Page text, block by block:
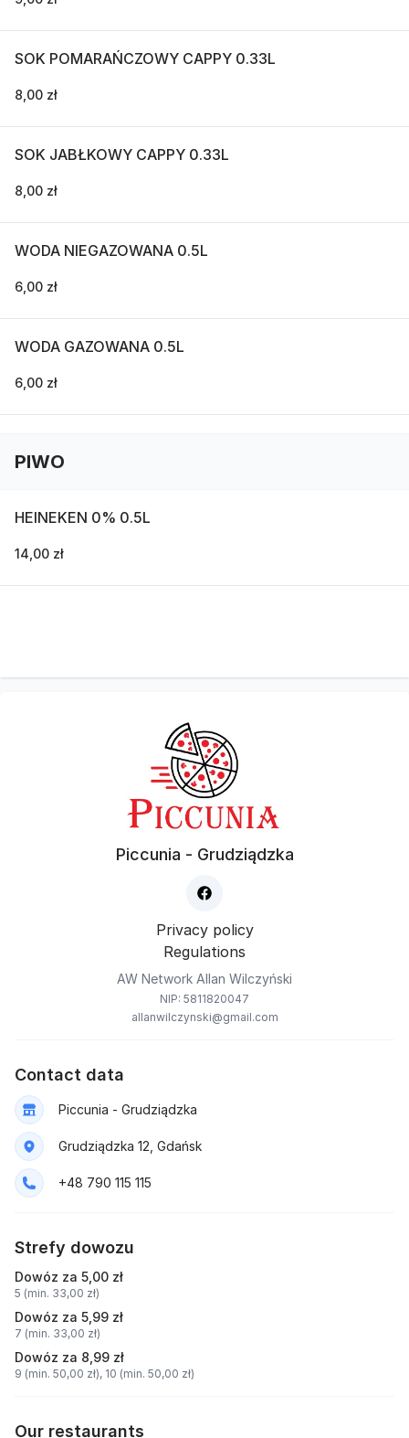
SOK POMARAŃCZOWY CAPPY 0.33L
8,00 zł
SOK JABŁKOWY CAPPY 0.33L
8,00 zł
WODA NIEGAZOWANA 0.5L
6,00 zł
WODA GAZOWANA 0.5L
6,00 zł
PIWO
HEINEKEN 0% 0.5L
14,00 zł
Piccunia - Grudziądzka
Privacy policy
Regulations
AW Network Allan Wilczyński
NIP: 5811820047
allanwilczynski@gmail.com
Contact data
Piccunia - Grudziądzka
Grudziądzka 12, Gdańsk
+48 790 115 115
Strefy dowozu
Dowóz za 5,00 zł
5 (min. 33,00 zł)
Dowóz za 5,99 zł
7 (min. 33,00 zł)
Dowóz za 8,99 zł
9 (min. 50,00 zł), 10 (min. 50,00 zł)
Our restaurants